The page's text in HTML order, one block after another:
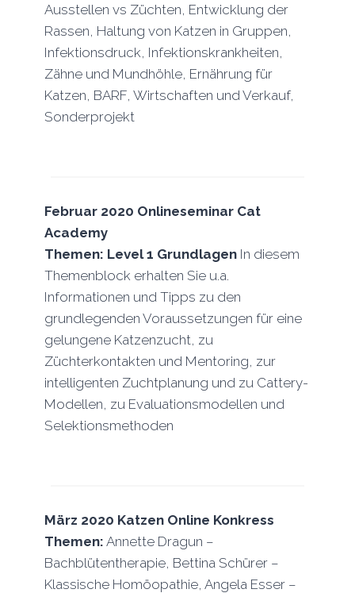
Ausstellen vs Züchten, Entwicklung der
Rassen, Haltung von Katzen in Gruppen,
Infektionsdruck, Infektionskrankheiten,
Zähne und Mundhöhle, Ernährung für
Katzen, BARF, Wirtschaften und Verkauf,
Sonderprojekt
Februar 2020 Onlineseminar Cat
Academy
Themen: Level 1 Grundlagen In diesem
Themenblock erhalten Sie u.a.
Informationen und Tipps zu den
grundlegenden Voraussetzungen für eine
gelungene Katzenzucht, zu
Züchterkontakten und Mentoring, zur
intelligenten Zuchtplanung und zu Cattery-
Modellen, zu Evaluationsmodellen und
Selektionsmethoden
März 2020 Katzen Online Konkress
Themen: Annette Dragun –
Bachblütentherapie, Bettina Schürer –
Klassische Homöopathie, Angela Esser –